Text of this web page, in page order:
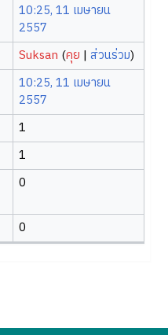
10:25, 11 เมษายน
2557
Suksan (คุย |ส่วนร่วม)
10:25, 11 เมษายน
2557
1
1
0
0